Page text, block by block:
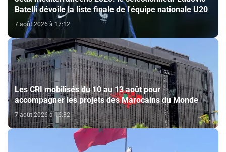
Batelli dévoile la liste finale de l'équipe nationale U20
7 août 2026 à 17:12
Les CRI mobilisés du 10 au 13 août pour
accompagner les projets des Marocains du Monde
7 août 2026 à 16:32